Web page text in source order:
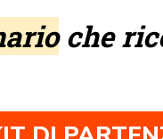
che